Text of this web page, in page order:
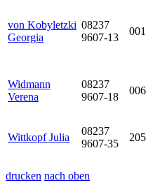
von Kobyletzki
Georgia
08237
9607-13
001
Widmann
Verena
08237
9607-18
006
Wittkopf Julia
08237
9607-35
205
drucken nach oben